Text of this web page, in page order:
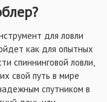
для ловли
как для опытных
спиннинговой ловли,
свой путь в мире
спутником в